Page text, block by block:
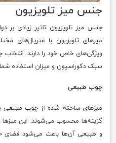
جنس میز تلویزیون
جنس میز تلویزیون تاثیر زیادی بر
میزهای تلویزیون با متریال‌های
ویژگی‌های خاص خود را دارند.
سبک دکوراسیون و میزان استفاده
چوب طبیعی
میزهای ساخته شده از چوب طبیعی
گزینه‌ها محسوب می‌شوند. این میزها
و طبیعی آن‌ها باعث می‌شود فضای